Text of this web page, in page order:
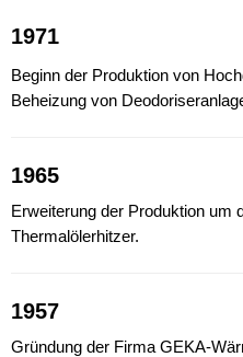
1971
Beginn der Produktion von
Beheizung von
1965
Erweiterung der Produktion um
Thermalölerhitzer.
1957
Gründung der Firma GEKA-